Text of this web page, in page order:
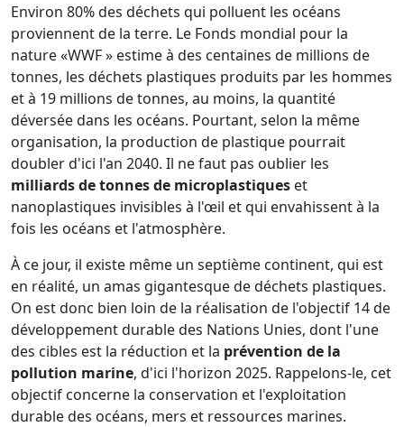
Environ 80% des déchets qui polluent les océans
proviennent de la terre. Le Fonds mondial pour la
nature «WWF » estime à des centaines de millions de
tonnes, les déchets plastiques produits par les hommes
et à 19 millions de tonnes, au moins, la quantité
déversée dans les océans. Pourtant, selon la même
organisation, la production de plastique pourrait
doubler d'ici l'an 2040. Il ne faut pas oublier les
milliards de tonnes de microplastiques et
nanoplastiques invisibles à l'œil et qui envahissent à la
fois les océans et l'atmosphère.
À ce jour, il existe même un septième continent, qui est
en réalité, un amas gigantesque de déchets plastiques.
On est donc bien loin de la réalisation de l'objectif 14 de
développement durable des Nations Unies, dont l'une
des cibles est la réduction et la prévention de la
pollution marine, d'ici l'horizon 2025. Rappelons-le, cet
objectif concerne la conservation et l'exploitation
durable des océans, mers et ressources marines.